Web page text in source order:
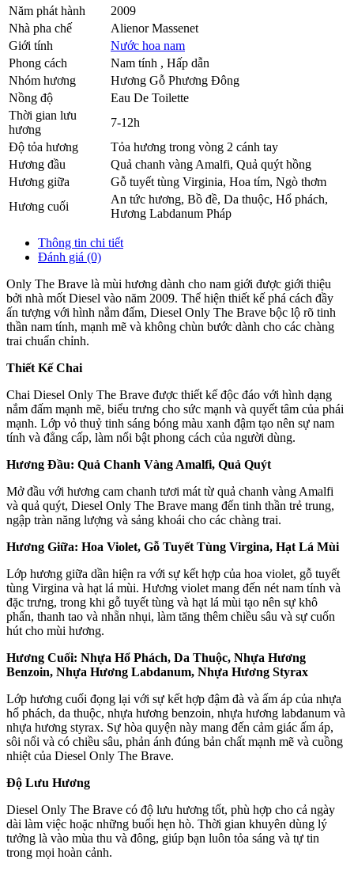
Năm phát hành
2009
Nhà pha chế
Alienor Massenet
Giới tính
Nước hoa nam
Phong cách
Nam tính , Hấp dẫn
Nhóm hương
Hương Gỗ Phương Đông
Nồng độ
Eau De Toilette
Thời gian lưu
hương
7-12h
Độ tỏa hương
Tỏa hương trong vòng 2 cánh tay
Hương đầu
Quả chanh vàng Amalfi, Quả quýt hồng
Hương giữa
Gỗ tuyết tùng Virginia, Hoa tím, Ngò thơm
Hương cuối
An tức hương, Bồ đề, Da thuộc, Hổ phách,
Hương Labdanum Pháp
Thông tin chi tiết
Đánh giá (0)
Only The Brave là mùi hương dành cho nam giới được giới thiệu
bởi nhà mốt Diesel vào năm 2009. Thể hiện thiết kế phá cách đầy
ấn tượng với hình nắm đấm, Diesel Only The Brave bộc lộ rõ tinh
thần nam tính, mạnh mẽ và không chùn bước dành cho các chàng
trai chuẩn chỉnh.
Thiết Kế Chai
Chai Diesel Only The Brave được thiết kế độc đáo với hình dạng
nắm đấm mạnh mẽ, biểu trưng cho sức mạnh và quyết tâm của phái
mạnh. Lớp vỏ thuỷ tinh sáng bóng màu xanh đậm tạo nên sự nam
tính và đẳng cấp, làm nổi bật phong cách của người dùng.
Hương Đầu: Quả Chanh Vàng Amalfi, Quả Quýt
Mở đầu với hương cam chanh tươi mát từ quả chanh vàng Amalfi
và quả quýt, Diesel Only The Brave mang đến tinh thần trẻ trung,
ngập tràn năng lượng và sảng khoái cho các chàng trai.
Hương Giữa: Hoa Violet, Gỗ Tuyết Tùng Virgina, Hạt Lá Mùi
Lớp hương giữa dần hiện ra với sự kết hợp của hoa violet, gỗ tuyết
tùng Virgina và hạt lá mùi. Hương violet mang đến nét nam tính và
đặc trưng, trong khi gỗ tuyết tùng và hạt lá mùi tạo nên sự khô
phấn, thanh tao và nhẵn nhụi, làm tăng thêm chiều sâu và sự cuốn
hút cho mùi hương.
Hương Cuối: Nhựa Hổ Phách, Da Thuộc, Nhựa Hương
Benzoin, Nhựa Hương Labdanum, Nhựa Hương Styrax
Lớp hương cuối đọng lại với sự kết hợp đậm đà và ấm áp của nhựa
hổ phách, da thuộc, nhựa hương benzoin, nhựa hương labdanum và
nhựa hương styrax. Sự hòa quyện này mang đến cảm giác ấm áp,
sôi nổi và có chiều sâu, phản ánh đúng bản chất mạnh mẽ và cuồng
nhiệt của Diesel Only The Brave.
Độ Lưu Hương
Diesel Only The Brave có độ lưu hương tốt, phù hợp cho cả ngày
dài làm việc hoặc những buổi hẹn hò. Thời gian khuyên dùng lý
tưởng là vào mùa thu và đông, giúp bạn luôn tỏa sáng và tự tin
trong mọi hoàn cảnh.